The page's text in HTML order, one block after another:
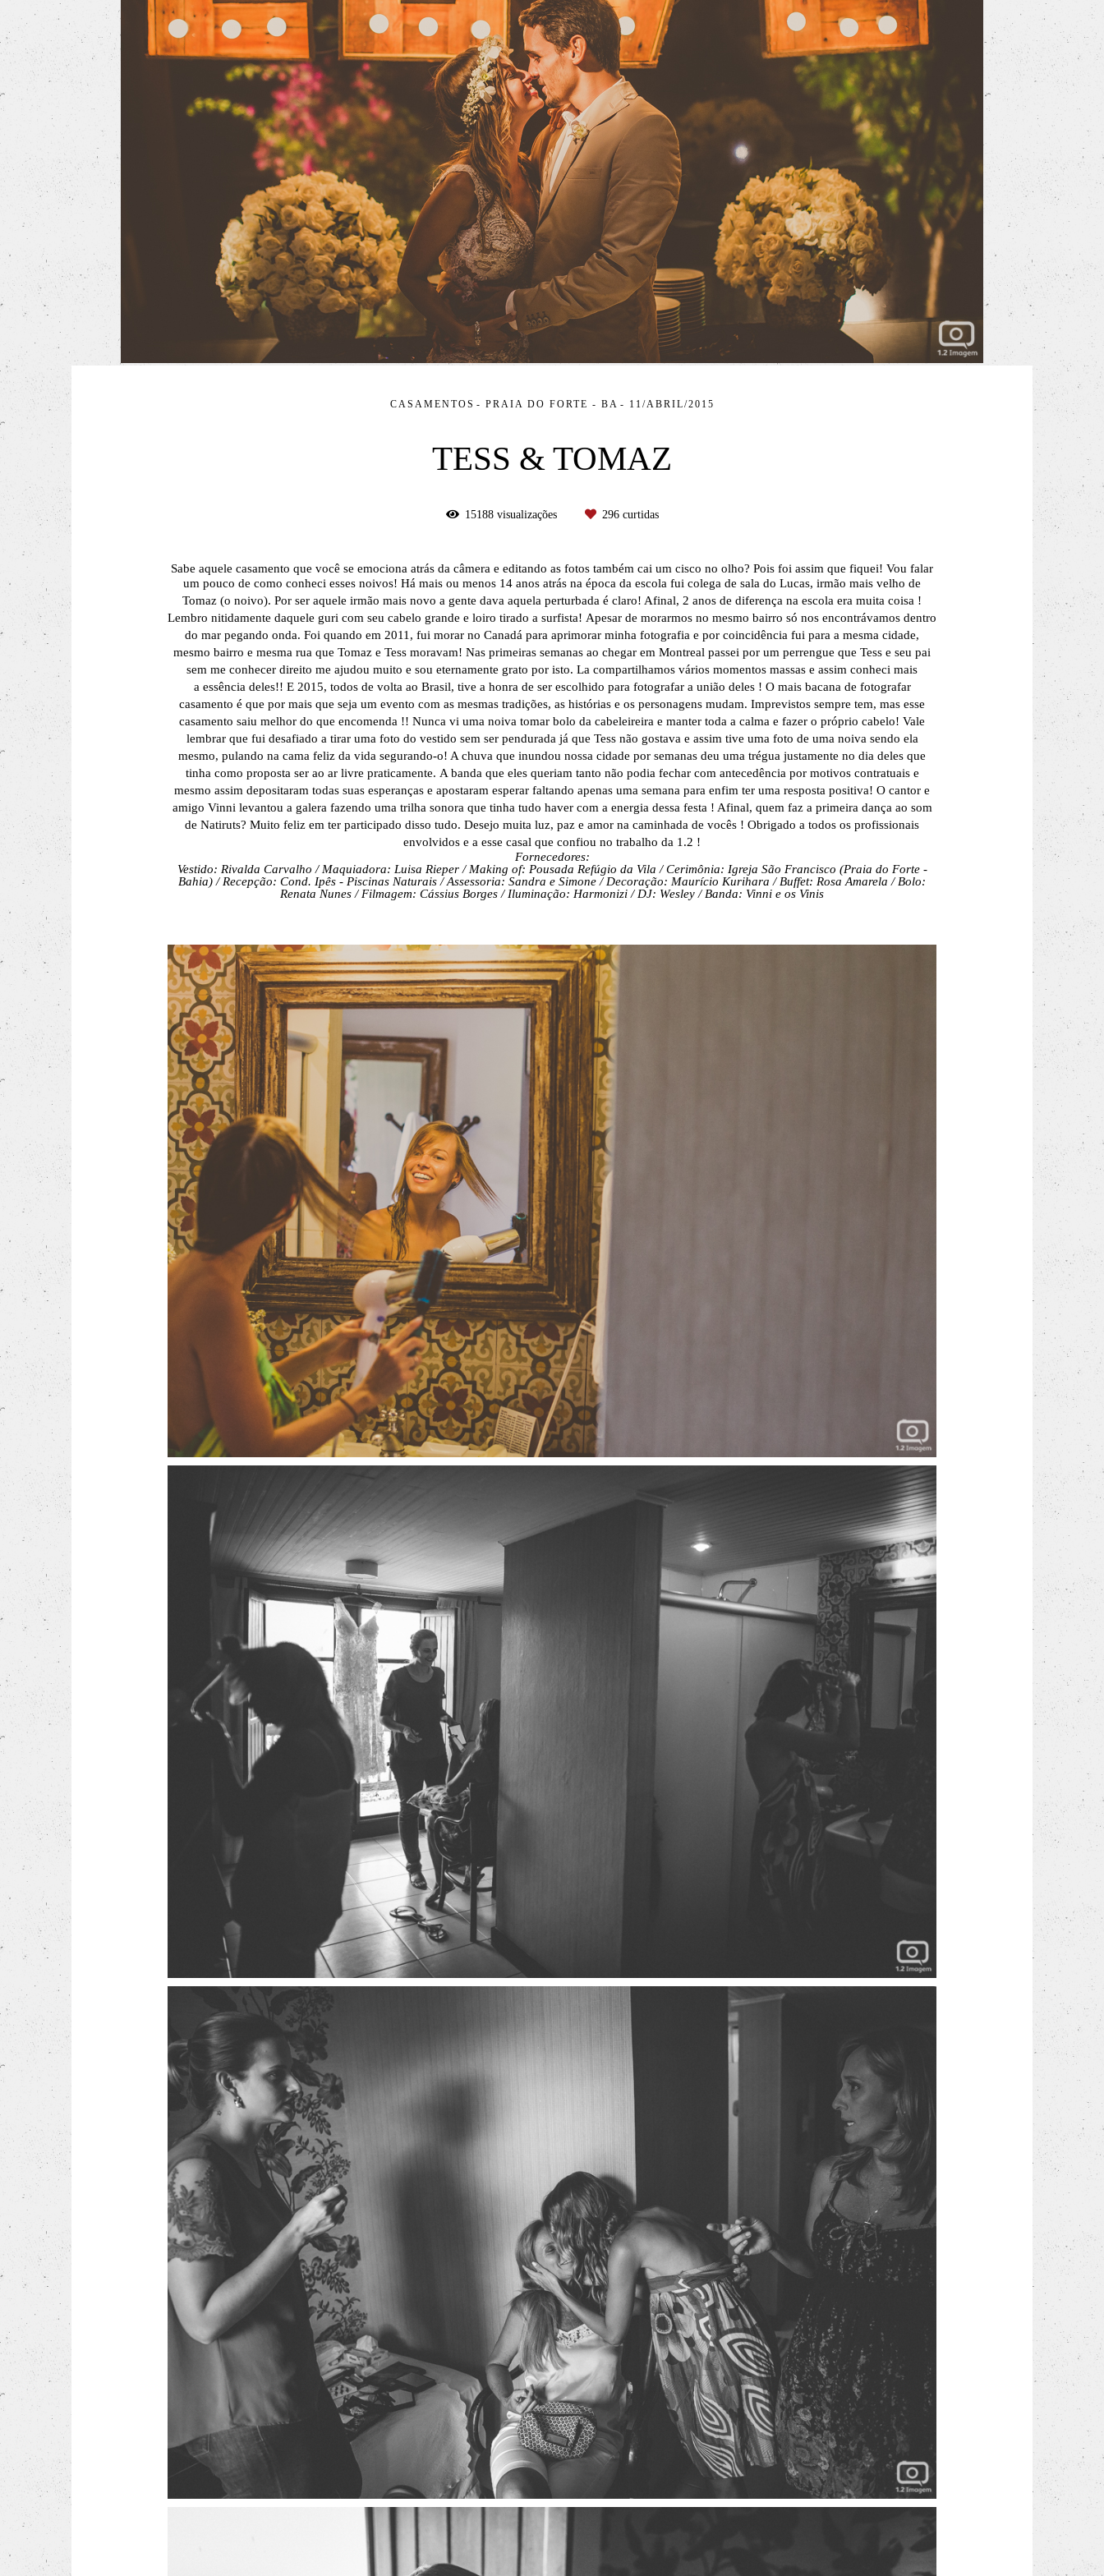
CASAMENTOS PRAIA DO FORTE - BA 11/ABRIL/2015
TESS & TOMAZ
15188visualizações 296curtidas
Sabe aquele casamento que você se emociona atrás da câmera e editando as fotos também cai um cisco no olho? Pois foi assim que fiquei! Vou falar
um pouco de como conheci esses noivos! Há mais ou menos 14 anos atrás na época da escola fui colega de sala do Lucas, irmão mais velho de
Tomaz (o noivo). Por ser aquele irmão mais novo a gente dava aquela perturbada é claro! Afinal, 2 anos de diferença na escola era muita coisa !
Lembro nitidamente daquele guri com seu cabelo grande e loiro tirado a surfista! Apesar de morarmos no mesmo bairro só nos encontrávamos dentro
do mar pegando onda. Foi quando em 2011, fui morar no Canadá para aprimorar minha fotografia e por coincidência fui para a mesma cidade,
mesmo bairro e mesma rua que Tomaz e Tess moravam! Nas primeiras semanas ao chegar em Montreal passei por um perrengue que Tess e seu pai
sem me conhecer direito me ajudou muito e sou eternamente grato por isto. La compartilhamos vários momentos massas e assim conheci mais
a essência deles!! E 2015, todos de volta ao Brasil, tive a honra de ser escolhido para fotografar a união deles ! O mais bacana de fotografar
casamento é que por mais que seja um evento com as mesmas tradições, as histórias e os personagens mudam. Imprevistos sempre tem, mas esse
casamento saiu melhor do que encomenda !! Nunca vi uma noiva tomar bolo da cabeleireira e manter toda a calma e fazer o próprio cabelo! Vale
lembrar que fui desafiado a tirar uma foto do vestido sem ser pendurada já que Tess não gostava e assim tive uma foto de uma noiva sendo ela
mesmo, pulando na cama feliz da vida segurando-o! A chuva que inundou nossa cidade por semanas deu uma trégua justamente no dia deles que
tinha como proposta ser ao ar livre praticamente. A banda que eles queriam tanto não podia fechar com antecedência por motivos contratuais e
mesmo assim depositaram todas suas esperanças e apostaram esperar faltando apenas uma semana para enfim ter uma resposta positiva! O cantor e
amigo Vinni levantou a galera fazendo uma trilha sonora que tinha tudo haver com a energia dessa festa ! Afinal, quem faz a primeira dança ao som
de Natiruts? Muito feliz em ter participado disso tudo. Desejo muita luz, paz e amor na caminhada de vocês ! Obrigado a todos os profissionais
envolvidos e a esse casal que confiou no trabalho da 1.2 !
Fornecedores:
Vestido: Rivalda Carvalho / Maquiadora: Luisa Rieper / Making of: Pousada Refúgio da Vila /Cerimônia: Igreja São Francisco (Praia do Forte -
Bahia) / Recepção: Cond. Ipês - Piscinas Naturais /Assessoria: Sandra e Simone / Decoração: Maurício Kurihara / Buffet: Rosa Amarela / Bolo:
Renata Nunes / Filmagem: Cássius Borges / Iluminação: Harmonizi / DJ: Wesley / Banda: Vinni e os Vinis